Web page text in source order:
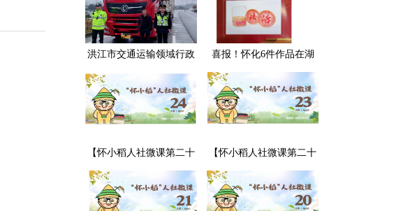
洪江市交通运输领域行政
喜报！怀化6件作品在湖
南省评选中获奖，怀化市
司法局荣获“优秀组织奖”
【怀小稻人社微课第二十
一期】用人单位可以强行
调换劳动者的工作岗位
【怀小稻人社微课第二十
期】用人单位不交付劳动
合同怎么办？